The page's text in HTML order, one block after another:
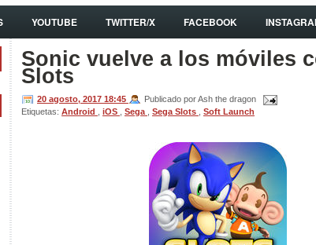
YOUTUBE TWITTER/X FACEBOOK
Sonic vuelve a los móviles
Slots
20 agosto, 2017 18:45
Publicado por Ash the dragon
Etiquetas: Android iOS Sega Sega Slots Soft Launch